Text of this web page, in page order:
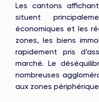
Les cantons
situent
économiques et les
zones, les biens
rapidement pris
marché. Le
nombreuses
aux zones